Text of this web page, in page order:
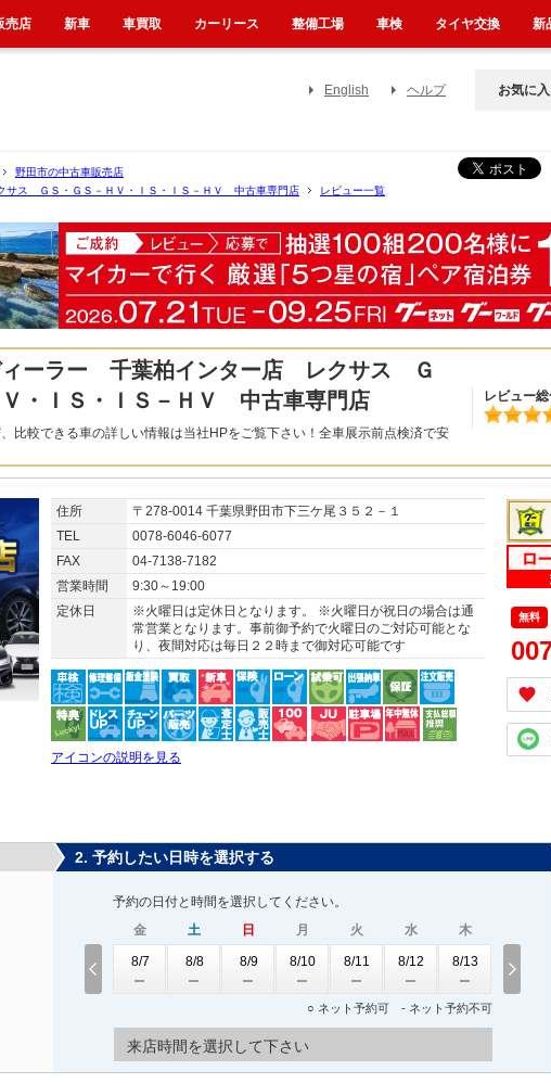
English ヘルプ お気に入
野田市の中古車販売店
ス ＧＳ・ＧＳ－ＨＶ・ＩＳ・ＩＳ－ＨＶ 中古車専門店
レビュー一覧
ィーラー 千葉柏インター店 レクサス Ｇ
Ｖ・ＩＳ・ＩＳ－ＨＶ 中古車専門店
比較できる車の詳しい情報は当社HPをご覧下さい！全車展示前点検済で安
レビュー
住所
〒278-0014 千葉県野田市下三ケ尾３５２－１
TEL
0078-6046-6077
FAX
04-7138-7182
営業時間
9:30～19:00
定休日
※火曜日は定休日となります。 ※火曜日が祝日の場合は通
常営業となります。事前御予約で火曜日のご対応可能とな
り、夜間対応は毎日２２時まで御対応可能です
アイコンの説明を見る
2. 予約したい日時を選択する
予約の日付と時間を選択してください。
金
8/7
土
8/8
日
8/9
月
8/10
火
8/11
水
8/12
木
8/13
○ ネット予約可 - ネット予約不可
来店時間を選択して下さい
売店 新車 車買取 カーリース 整備工場 車検 タイヤ交換 新